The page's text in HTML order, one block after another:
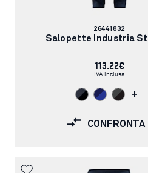
Codice
articolo:
26441832
Salopette Industria
113.22€
IVA inclusa
+
CONFRONTA